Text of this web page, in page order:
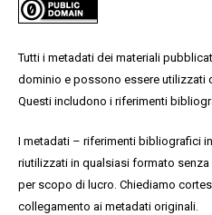
Tutti i metadati dei materiali
dominio e possono essere utilizzati
Questi includono i riferimenti
I metadati – riferimenti bibliografici
riutilizzati in qualsiasi formato
per scopo di lucro. Chiediamo
collegamento ai metadati originali.